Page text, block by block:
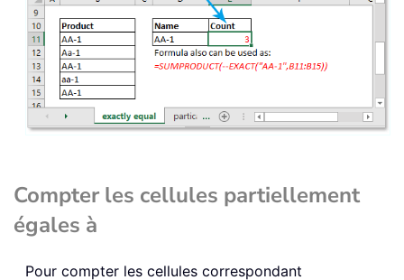
Compter les cellules partiellement
égales à
Pour compter les cellules correspondant